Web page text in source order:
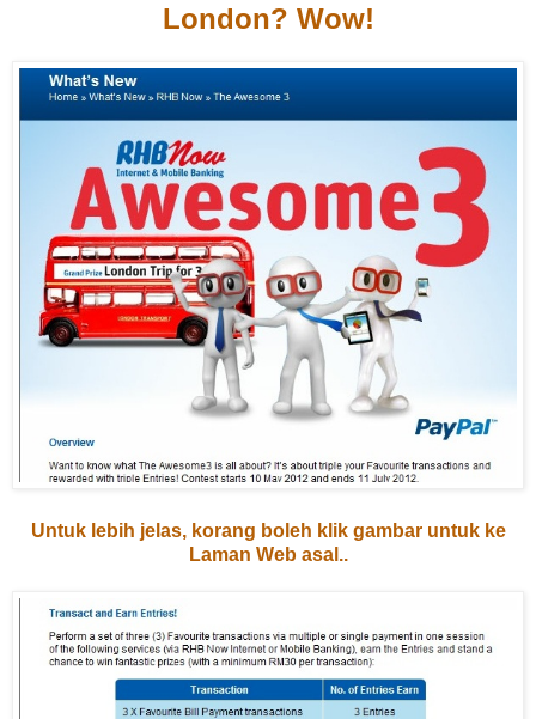
London? Wow!
Untuk lebih jelas, korang boleh klik gambar untuk ke
Laman Web asal..